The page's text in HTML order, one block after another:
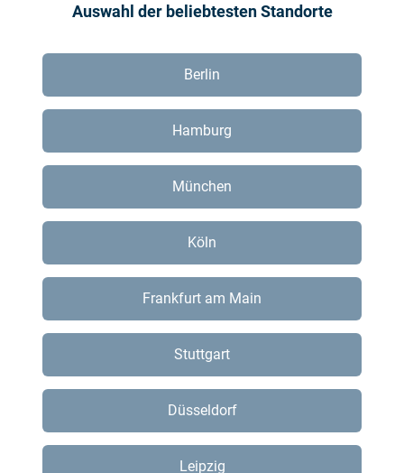
Auswahl der beliebtesten Standorte
Berlin
Hamburg
München
Köln
Frankfurt am Main
Stuttgart
Düsseldorf
Leipzig